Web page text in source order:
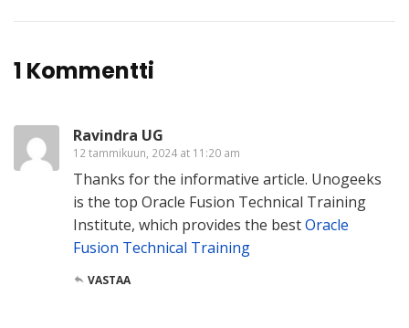
1 Kommentti
Ravindra UG
12 tammikuun, 2024 at 11:20 am
Thanks for the informative article. Unogeeks
is the top Oracle Fusion Technical Training
Institute, which provides the bestOracle
Fusion Technical Training
VASTAA